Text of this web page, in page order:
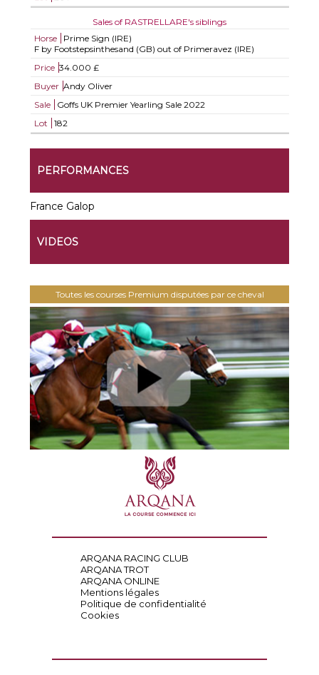
Sales of RASTRELLARE's siblings
Horse
Prime Sign (IRE)
F by Footstepsinthesand (GB) out of Primeravez (IRE)
Price 34.000 £
Buyer Andy Oliver
Sale
Goffs UK Premier Yearling Sale 2022
Lot
182
PERFORMANCES
France Galop
VIDEOS
Toutes les courses Premium disputées par ce cheval
ARQANA RACING CLUB
ARQANA TROT
ARQANA ONLINE
Mentions légales
Politique de confidentialité
Cookies